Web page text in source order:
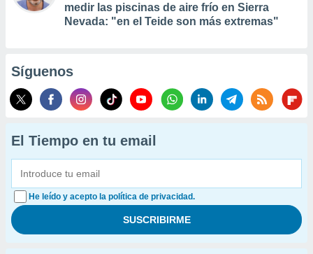
medir las piscinas de aire frío en Sierra
Nevada: "en el Teide son más extremas"
Síguenos
El Tiempo en tu email
He leído y acepto la política de privacidad.